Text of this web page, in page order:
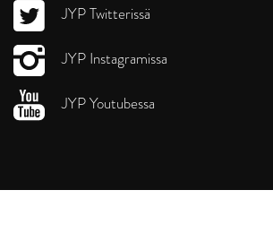
JYP Twitterissä
JYP Instagramissa
JYP Youtubessa